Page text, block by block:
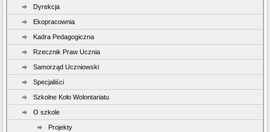
Dyrekcja
Ekopracownia
Kadra Pedagogiczna
Rzecznik Praw Ucznia
Samorząd Uczniowski
Specjaliści
Szkolne Koło Wolontariatu
O szkole
Projekty